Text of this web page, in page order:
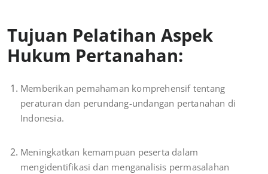
Tujuan Pelatihan Aspek
Hukum Pertanahan:
Memberikan pemahaman komprehensif tentang
peraturan dan perundang-undangan pertanahan di
Indonesia.
Meningkatkan kemampuan peserta dalam
mengidentifikasi dan menganalisis permasalahan